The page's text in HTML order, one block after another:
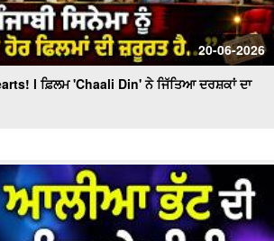
20-06-2026
l ਫ਼ਿਲਮ 'Chaali Din' ਨੇ ਜਿੱਤਿਆ ਦਰਸ਼ਕਾਂ ਦਾ